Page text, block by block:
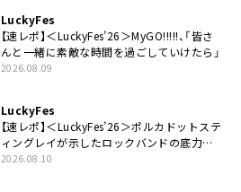
LuckyFes
【速レポ】＜LuckyFes’26＞MyGO!!!!!、「皆さ
んと一緒に素敵な時間を過ごしていけたら」
2026.08.09
LuckyFes
【速レポ】＜LuckyFes’26＞ポルカドットステ
ィングレイが示したロックバンドの底力
「LuckyFesのマスコットキャラクターである
2026.08.10